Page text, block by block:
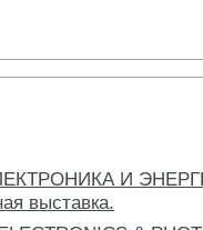
И
выставка.